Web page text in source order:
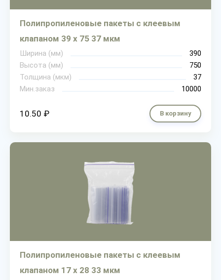
Полипропиленовые пакеты с клеевым
клапаном 39 х 75 37 мкм
Ширина (мм)
390
Высота (мм)
750
Толщина (мкм)
37
Мин.заказ
10000
10.50 ₽ В корзину
Полипропиленовые пакеты с клеевым
клапаном 17 х 28 33 мкм